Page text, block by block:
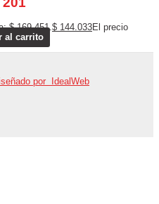
$ 169.451. $ 144.033El precio
al carrito
por IdealWeb